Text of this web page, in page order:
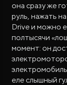
она сразу же
руль, нажать
Drive и можно
полтысячи
момент: он
еле слышный